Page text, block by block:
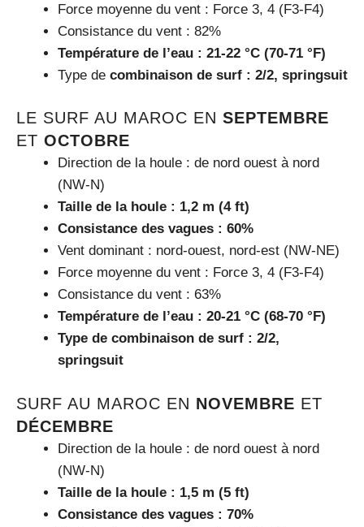
Force moyenne du vent : Force 3, 4 (F3-F4)
Consistance du vent : 82%
Température de l’eau : 21-22 °C (70-71 °F)
Type de combinaison de surf : 2/2, springsuit
LE SURF AU MAROC EN SEPTEMBRE
ET OCTOBRE
Direction de la houle : de nord ouest à nord
(NW-N)
Taille de la houle : 1,2 m (4 ft)
Consistance des vagues : 60%
Vent dominant : nord-ouest, nord-est (NW-NE)
Force moyenne du vent : Force 3, 4 (F3-F4)
Consistance du vent : 63%
Température de l’eau : 20-21 °C (68-70 °F)
Type de combinaison de surf : 2/2,
springsuit
SURF AU MAROC EN NOVEMBRE ET
DÉCEMBRE
Direction de la houle : de nord ouest à nord
(NW-N)
Taille de la houle : 1,5 m (5 ft)
Consistance des vagues : 70%